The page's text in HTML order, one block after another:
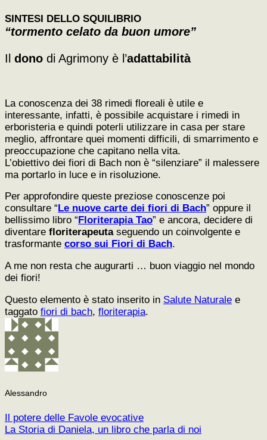
SINTESI DELLO SQUILIBRIO
“tormento celato da buon umore”
Il dono di Agrimony è l’adattabilità
La conoscenza dei 38 rimedi floreali è utile e
interessante, infatti, è possibile acquistare i rimedi in
erboristeria e quindi poterli utilizzare in casa per stare
meglio, affrontare quei momenti difficili, di smarrimento e
preoccupazione che capitano nella vita.
L’obiettivo dei fiori di Bach non è “silenziare” il malessere
ma portarlo in luce e in risoluzione.
Per approfondire queste preziose conoscenze poi
consultare “ Le nuove carte dei fiori di Bach” oppure il
bellissimo libro “ Floriterapia Tao” e ancora, decidere di
diventare floriterapeutaseguendo un coinvolgente e
trasformante corso sui Fiori di Bach.
A me non resta che augurarti … buon viaggio nel mondo
dei fiori!
Questo elemento è stato inserito in Salute Naturale e
taggato fiori di bach, floriterapia.
Alessandro
Il potere delle Favole evocative
La Storia di Daniela, un libro che parla di noi